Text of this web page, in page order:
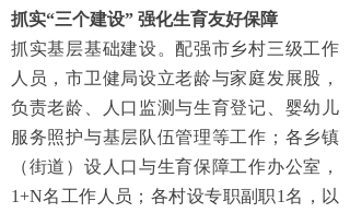
抓实“三个建设” 强化生育友好保障
抓实基层基础建设。配强市乡村三级工作
人员，市卫健局设立老龄与家庭发展股，
负责老龄、人口监测与生育登记、婴幼儿
服务照护与基层队伍管理等工作；各乡镇
（街道）设人口与生育保障工作办公室，
1+N名工作人员；各村设专职副职1名，以